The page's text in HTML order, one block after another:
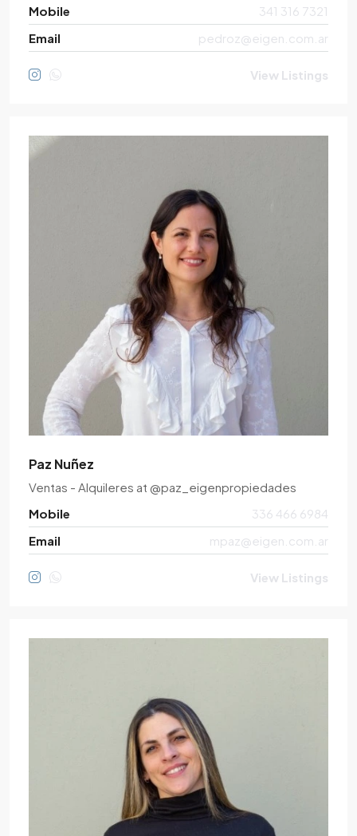
Mobile
341 316 7321
Email
pedroz@eigen.com.ar
View Listings
Paz Nuñez
Ventas - Alquileres at @paz_eigenpropiedades
Mobile
336 466 6984
Email
mpaz@eigen.com.ar
View Listings